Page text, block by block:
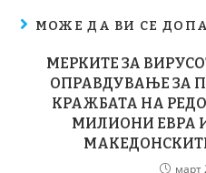
МОЖЕ ДА ВИ СЕ
МЕРКИТЕ ЗА
ОПРАВДУВАЊЕ ЗА
КРАЖБАТА НА
МИЛИОНИ ЕВРА
март